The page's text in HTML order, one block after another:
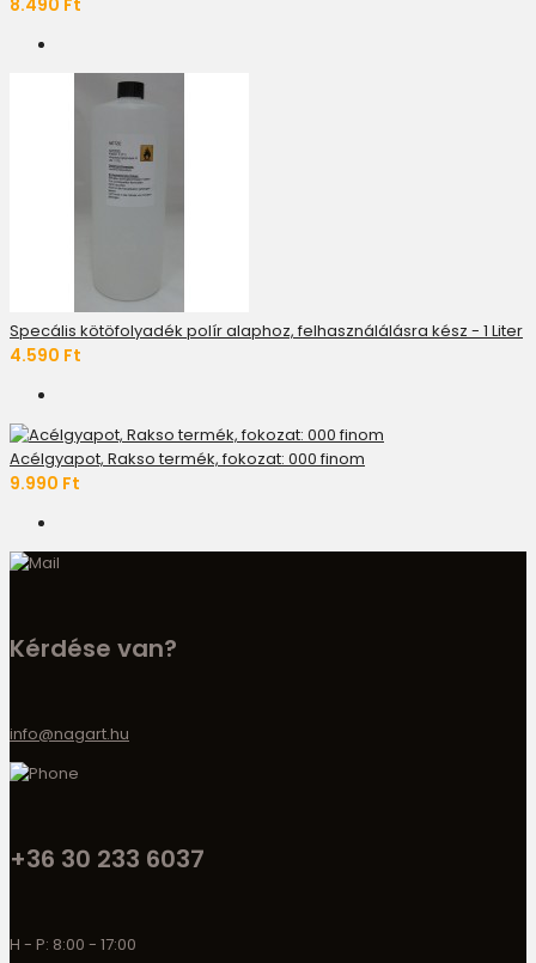
Specális kötöfolyadék polír alaphoz, felhasználálásra kész - 1 Liter
4.590 Ft
Acélgyapot, Rakso termék, fokozat: 000 finom
9.990 Ft
Kérdése van?
info@nagart.hu
+36 30 233 6037
H - P: 8:00 - 17:00